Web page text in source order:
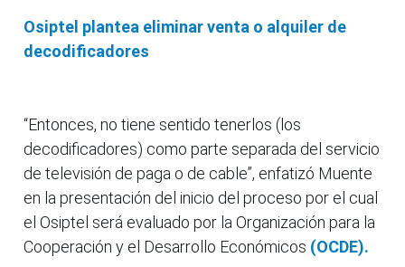
Osiptel plantea eliminar venta o alquiler de
decodificadores
“Entonces, no tiene sentido tenerlos (los
decodificadores) como parte separada del servicio
de televisión de paga o de cable”, enfatizó Muente
en la presentación del inicio del proceso por el cual
el Osiptel será evaluado por la Organización para la
Cooperación y el Desarrollo Económicos (OCDE).